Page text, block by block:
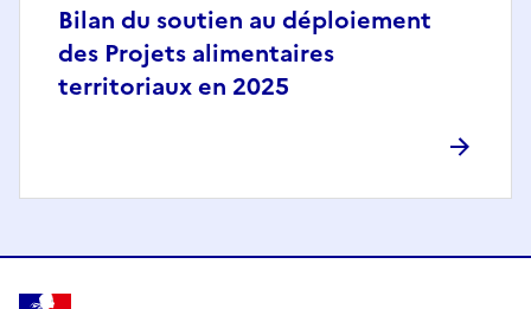
Bilan du soutien au déploiement
des Projets alimentaires
territoriaux en 2025